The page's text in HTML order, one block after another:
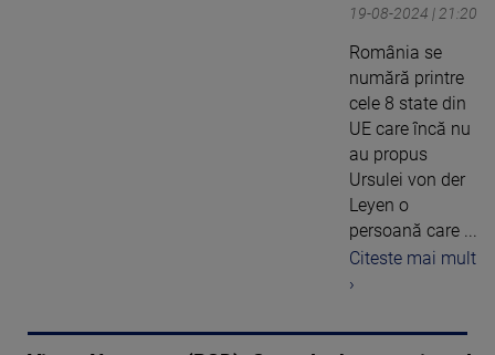
19-08-2024 | 21:20
România se
numără printre
cele 8 state din
UE care încă nu
au propus
Ursulei von der
Leyen o
persoană care ...
Citeste mai mult
›